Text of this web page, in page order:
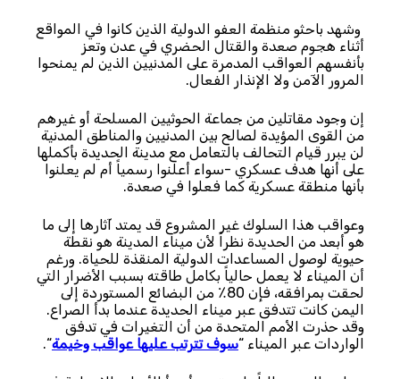
وشهد باحثو منظمة العفو الدولية الذين كانوا في المواقع
أثناء هجوم صعدة والقتال الحضري في عدن وتعز
بأنفسهم العواقب المدمرة على المدنيين الذين لم يمنحوا
المرور الآمن ولا الإنذار الفعال.
إن وجود مقاتلين من جماعة الحوثيين المسلحة أو غيرهم
من القوى المؤيدة لصالح بين المدنيين والمناطق المدنية
لن يبرر قيام التحالف بالتعامل مع مدينة الحديدة بأكملها
على أنها هدف عسكري -سواء أعلنوا رسمياً أم لم يعلنوا
بأنها منطقة عسكرية كما فعلوا في صعدة.
وعواقب هذا السلوك غير المشروع قد يمتد آثارها إلى ما
هو أبعد من الحديدة نظراً لأن ميناء المدينة هو نقطة
حيوية لوصول المساعدات الدولية المنقذة للحياة. ورغم
أن الميناء لا يعمل حالياً بكامل طاقته بسبب الأضرار التي
لحقت بمرافقه، فإن 80٪ من البضائع المستوردة إلى
اليمن كانت تتدفق عبر ميناء الحديدة عندما بدأ الصراع.
وقد حذرت الأمم المتحدة من أن التغيرات في تدفق
الواردات عبر الميناء “سوف تترتب عليها عواقب وخيمة“.